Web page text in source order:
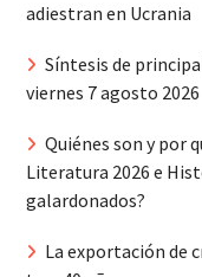
adiestran en Ucrania
Síntesis de
viernes 7 agosto 2026
Quiénes son y por
Literatura 2026 e
galardonados?
La exportación de